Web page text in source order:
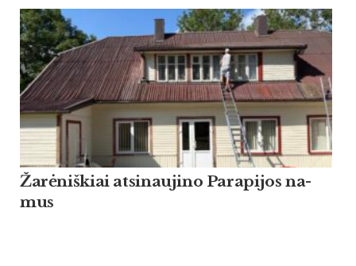
Žarė­niš­kiai at­si­nau­ji­no Pa­ra­pi­jos na­
mus